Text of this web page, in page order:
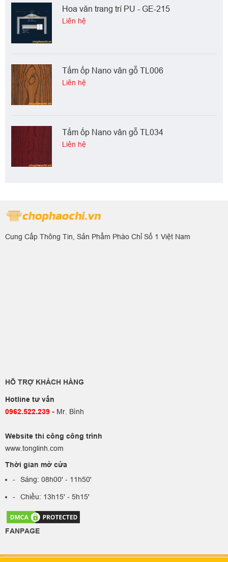
Hoa văn trang trí PU - GE-215
Liên hệ
Tấm ốp Nano vân gỗ TL006
Liên hệ
Tấm ốp Nano vân gỗ TL034
Liên hệ
Cung Cấp Thông Tin, Sản Phẩm Phào Chỉ Số 1 Việt Nam
HỖ TRỢ KHÁCH HÀNG
Hotline tư vấn
0962.522.239​ - Mr. Bình
Website thi công công trình
www.tonglinh.com
Thời gian mở cửa
Sáng: 08h00' - 11h50'
Chiều: 13h15' - 5h15'
FANPAGE